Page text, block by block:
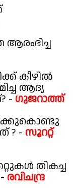
ആരംഭിച്ച
കീഴിൽ
ആദ്യ
- ഗുജറാത്ത്
? - സൂററ്റ്
തികച്ച
രവിചന്ദ്ര